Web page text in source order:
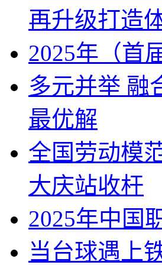
再升级打造
2025年（首
多元并举 融
最优解
全国劳动模
大庆站收杆
2025年中国
当台球遇上